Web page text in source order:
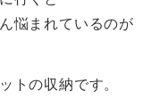
悩まれているのが
トの収納です。